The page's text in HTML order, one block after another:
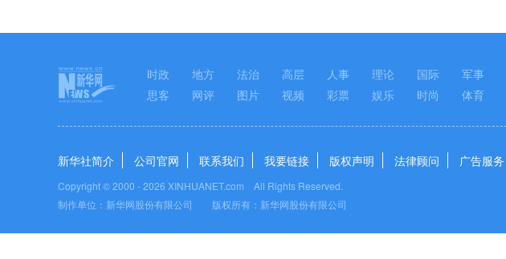
时政 地方 法治 高层 人事 理论 国际 军事
思客
网评 图片 视频 彩票 娱乐 时尚 体育
新华社简介 公司官网 联系我们 我要链接 版权声明 法律顾问 广告服务
Copyright © 2000 -2026 XINHUANET.com All Rights Reserved.
制作单位：新华网股份有限公司 版权所有：新华网股份有限公司